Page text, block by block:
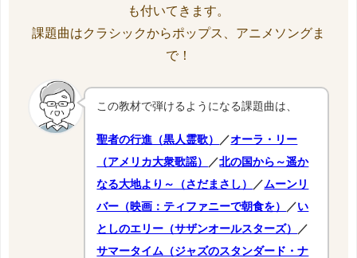
も付いてきます。
課題曲はクラシックからポップス、アニメソングま
で！
この教材で弾けるようになる課題曲は、
聖者の行進（黒人霊歌） ／オーラ・リー
（アメリカ大衆歌謡）
／北の国から～遥か
なる大地より～（さだまさし）
／ムーンリ
バー（映画：ティファニーで朝食を）
／い
としのエリー（サザンオールスターズ）
／
サマータイム（ジャズのスタンダード・ナ